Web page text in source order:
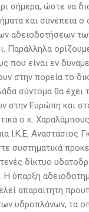
σήμερα, ώστε να
και συνέπεια ο
αδειοδοτήσεων
Παράλληλα
που είναι εν
στην πορεία το
σύντομα θα έχει
στην Ευρώπη και
ο κ.
Ι.Κ.Ε, Αναστάσιος
συστηματικά
δίκτυο
Η ύπαρξη
απαραίτητη
υδροπλάνων, τα